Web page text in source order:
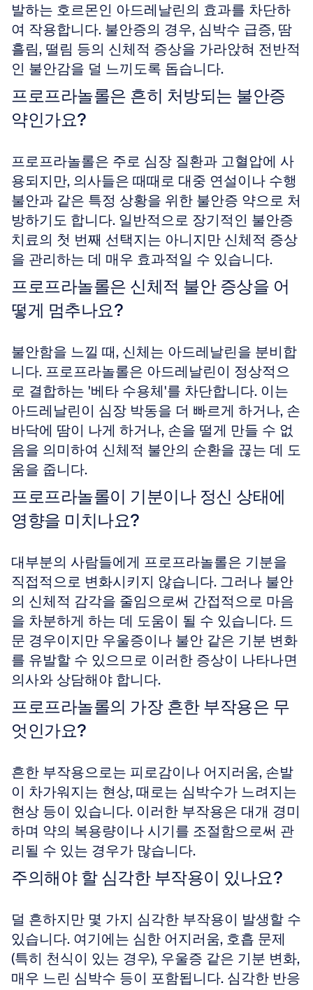
발하는 호르몬인 아드레날린의 효과를 차단하
여 작용합니다. 불안증의 경우, 심박수 급증, 땀
흘림, 떨림 등의 신체적 증상을 가라앉혀 전반적
인 불안감을 덜 느끼도록 돕습니다.
프로프라놀롤은 흔히 처방되는 불안증
약인가요?
프로프라놀롤은 주로 심장 질환과 고혈압에 사
용되지만, 의사들은 때때로 대중 연설이나 수행
불안과 같은 특정 상황을 위한 불안증 약으로 처
방하기도 합니다. 일반적으로 장기적인 불안증
치료의 첫 번째 선택지는 아니지만 신체적 증상
을 관리하는 데 매우 효과적일 수 있습니다.
프로프라놀롤은 신체적 불안 증상을 어
떻게 멈추나요?
불안함을 느낄 때, 신체는 아드레날린을 분비합
니다. 프로프라놀롤은 아드레날린이 정상적으
로 결합하는 '베타 수용체'를 차단합니다. 이는
아드레날린이 심장 박동을 더 빠르게 하거나, 손
바닥에 땀이 나게 하거나, 손을 떨게 만들 수 없
음을 의미하여 신체적 불안의 순환을 끊는 데 도
움을 줍니다.
프로프라놀롤이 기분이나 정신 상태에
영향을 미치나요?
대부분의 사람들에게 프로프라놀롤은 기분을
직접적으로 변화시키지 않습니다. 그러나 불안
의 신체적 감각을 줄임으로써 간접적으로 마음
을 차분하게 하는 데 도움이 될 수 있습니다. 드
문 경우이지만 우울증이나 불안 같은 기분 변화
를 유발할 수 있으므로 이러한 증상이 나타나면
의사와 상담해야 합니다.
프로프라놀롤의 가장 흔한 부작용은 무
엇인가요?
흔한 부작용으로는 피로감이나 어지러움, 손발
이 차가워지는 현상, 때로는 심박수가 느려지는
현상 등이 있습니다. 이러한 부작용은 대개 경미
하며 약의 복용량이나 시기를 조절함으로써 관
리될 수 있는 경우가 많습니다.
주의해야 할 심각한 부작용이 있나요?
덜 흔하지만 몇 가지 심각한 부작용이 발생할 수
있습니다. 여기에는 심한 어지러움, 호흡 문제
(특히 천식이 있는 경우), 우울증 같은 기분 변화,
매우 느린 심박수 등이 포함됩니다. 심각한 반응